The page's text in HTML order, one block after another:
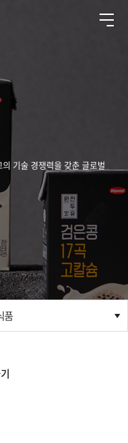
메뉴
기술 경쟁력을 갖춘 글로벌
품